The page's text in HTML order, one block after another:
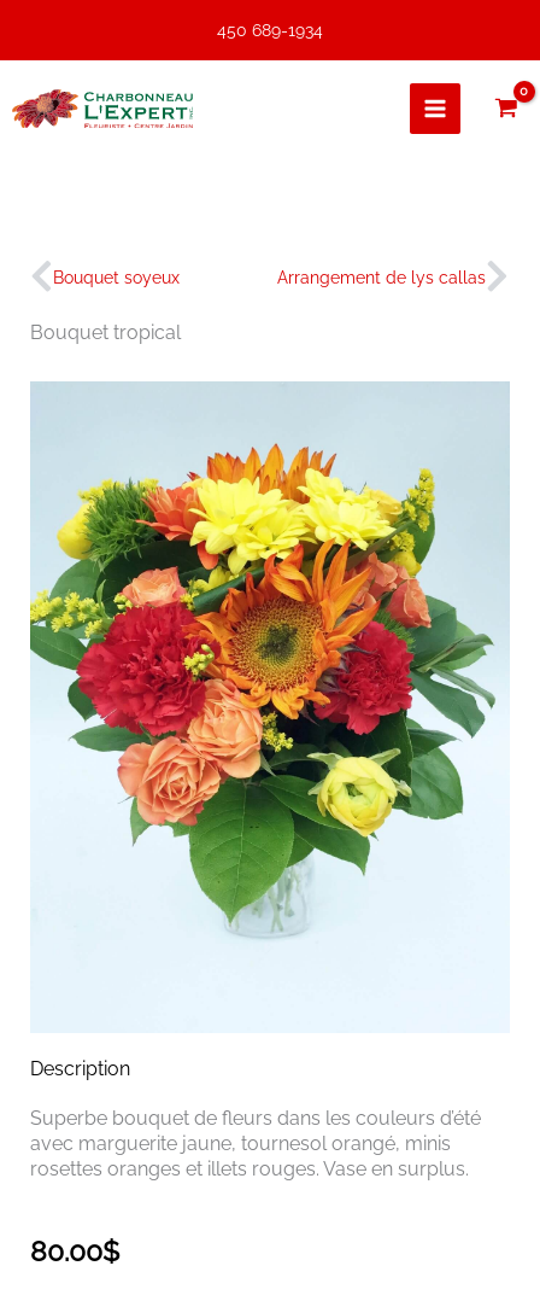
contenu
450 689-1934
Précédent
Bouquet soyeux Arrangement de lys callas
Bouquet tropical
Description
Superbe bouquet de fleurs dans les couleurs d’été
avec marguerite jaune, tournesol orangé, minis
rosettes oranges et illets rouges. Vase en surplus.
80.00$